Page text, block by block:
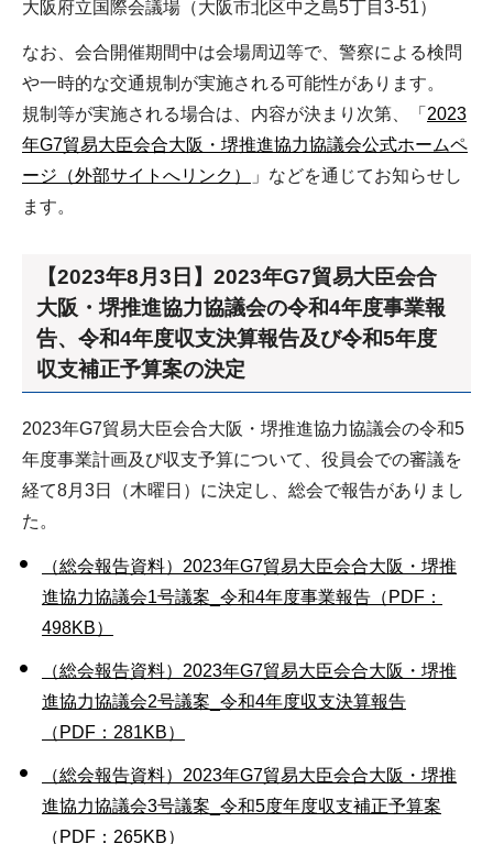
大阪府立国際会議場（大阪市北区中之島5丁目3-51）
なお、会合開催期間中は会場周辺等で、警察による検問
や一時的な交通規制が実施される可能性があります。
規制等が実施される場合は、内容が決まり次第、「 2023
年G7貿易大臣会合大阪・堺推進協力協議会公式ホームペ
ージ（外部サイトへリンク）
」などを通じてお知らせし
ます。
【2023年8月3日】2023年G7貿易大臣会合
大阪・堺推進協力協議会の令和4年度事業報
告、令和4年度収支決算報告及び令和5年度
収支補正予算案の決定
2023年G7貿易大臣会合大阪・堺推進協力協議会の令和5
年度事業計画及び収支予算について、役員会での審議を
経て8月3日（木曜日）に決定し、総会で報告がありまし
た。
（総会報告資料）2023年G7貿易大臣会合大阪・堺推
進協力協議会1号議案_令和4年度事業報告（PDF：
498KB）
（総会報告資料）2023年G7貿易大臣会合大阪・堺推
進協力協議会2号議案_令和4年度収支決算報告
（PDF：281KB）
（総会報告資料）2023年G7貿易大臣会合大阪・堺推
進協力協議会3号議案_令和5度年度収支補正予算案
（PDF：265KB）